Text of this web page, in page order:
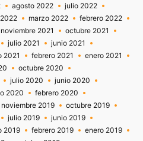
agosto 2022
julio 2022
marzo 2022
febrero 2022
noviembre 2021
octubre 2021
julio 2021
junio 2021
2021 febrero 2021
enero 2021
octubre 2020
julio 2020
junio 2020
2020
febrero 2020
noviembre 2019
octubre 2019
julio 2019
junio 2019
2019 febrero 2019
enero 2019